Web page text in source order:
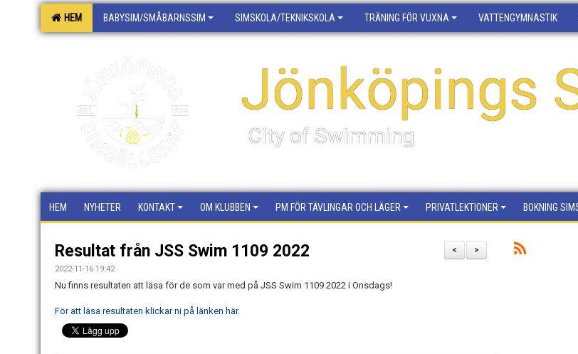
HEM BABYSIM/SMÅBARNSSIM SIMSKOLA/TEKNIKSKOLA TRÄNING FÖR VUXNA VATTENGYMNASTIK
Jönköpings
City of Swimming
HEM NYHETER KONTAKT OM KLUBBEN PM FÖR TÄVLINGAR OCH LÄGER PRIVATLEKTIONER BOKNING
>
<
Resultat från JSS Swim 1109 2022
2022-11-16 19:42
Nu finns resultaten att läsa för de som var med på JSS Swim 1109 2022 i Onsdags!
För att läsa resultaten klickar ni på länken här.